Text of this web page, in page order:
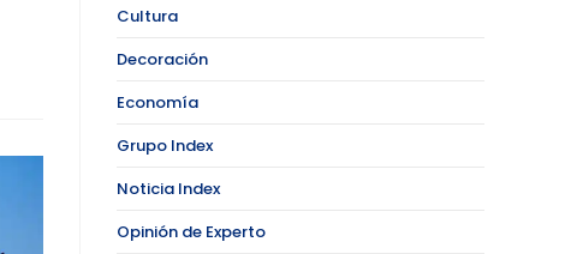
Cultura
Decoración
Economía
Grupo Index
Noticia Index
Opinión de Experto